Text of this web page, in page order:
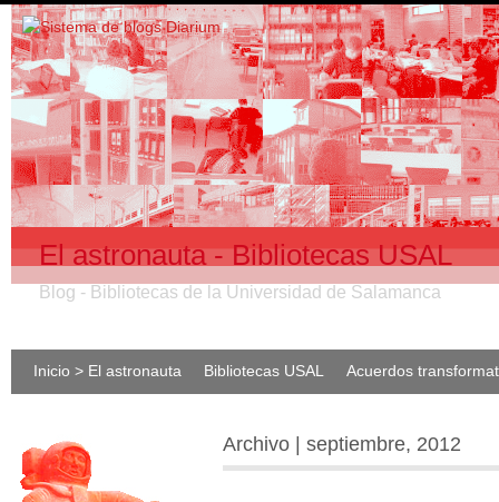
El astronauta - Bibliotecas USAL
Blog - Bibliotecas de la Universidad de Salamanca
Inicio > El astronauta Bibliotecas USAL Acuerdos
Archivo | septiembre, 2012